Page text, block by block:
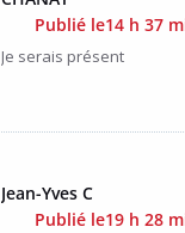
Publié le14 h 37
Je serais présent
Jean-Yves C
Publié le19 h 28